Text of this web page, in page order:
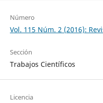
Número
Vol. 115 Núm. 2 (2016):
Sección
Trabajos Científicos
Licencia